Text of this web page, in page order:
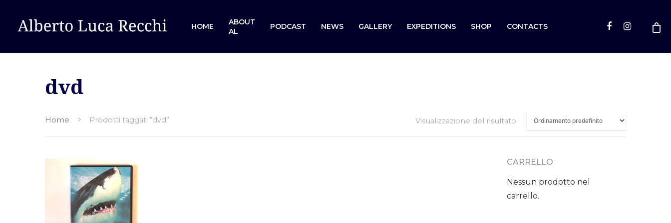
HOME
ABOUT
AL
PODCAST NEWS GALLERY EXPEDITIONS SHOP CONTACTS
dvd
Visualizzazione del risultato
Home Prodotti taggati “dvd”
CARRELLO
Nessun prodotto nel
carrello.